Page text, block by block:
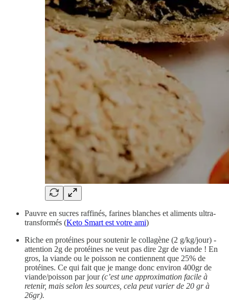
Pauvre en sucres raffinés, farines blanches et aliments ultra-
transformés (Keto Smart est votre ami)
Riche en protéines pour soutenir le collagène (2 g/kg/jour) -
attention 2g de protéines ne veut pas dire 2gr de viande ! En
gros, la viande ou le poisson ne contiennent que 25% de
protéines. Ce qui fait que je mange donc environ 400gr de
viande/poisson par jour(c’est une approximation facile à
retenir, mais selon les sources, cela peut varier de 20 gr à
26gr).